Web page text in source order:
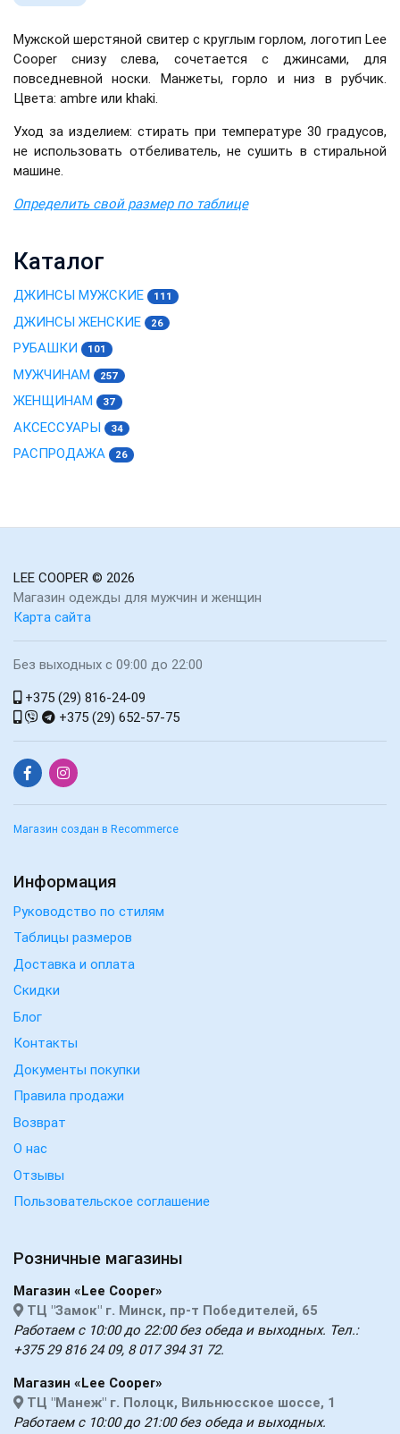
Мужской шерстяной свитер с круглым горлом, логотип Lee
Cooper снизу слева, сочетается с джинсами, для
повседневной носки. Манжеты, горло и низ в рубчик.
Цвета: ambre или khaki.
Уход за изделием: стирать при температуре 30 градусов,
не использовать отбеливатель, не сушить в стиральной
машине.
Определить свой размер по таблице
Каталог
ДЖИНСЫ МУЖСКИЕ 111
ДЖИНСЫ ЖЕНСКИЕ 26
РУБАШКИ 101
МУЖЧИНАМ 257
ЖЕНЩИНАМ 37
АКСЕССУАРЫ 34
РАСПРОДАЖА 26
LEE COOPER © 2026
Магазин одежды для мужчин и женщин
Карта сайта
Без выходных с 09:00 до 22:00
+375 (29) 816-24-09
+375 (29) 652-57-75
Магазин создан в Recommerce
Информация
Руководство по стилям
Таблицы размеров
Доставка и оплата
Скидки
Блог
Контакты
Документы покупки
Правила продажи
Возврат
О нас
Отзывы
Пользовательское соглашение
Розничные магазины
Магазин «Lee Cooper»
ТЦ "Замок" г. Минск, пр-т Победителей, 65
Работаем с 10:00 до 22:00 без обеда и выходных. Тел.:
+375 29 816 24 09, 8 017 394 31 72.
Магазин «Lee Cooper»
ТЦ "Манеж" г. Полоцк, Вильнюсское шоссе, 1
Работаем с 10:00 до 21:00 без обеда и выходных.